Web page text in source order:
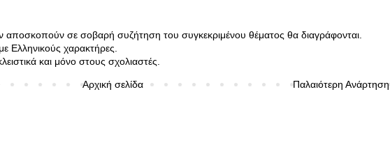
αποσκοπούν σε σοβαρή συζήτηση του συγκεκριμένου θέματος θα διαγράφονται.
Ελληνικούς χαρακτήρες.
και μόνο στους σχολιαστές.
Παλαιότερη Ανάρτηση
Αρχική σελίδα